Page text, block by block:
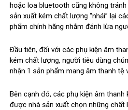
hoặc loa bluetooth cũng không
sản xuất kém chất lượng “nhái” lại
phẩm chính hãng nhằm đánh lừa
Đầu tiên, đối với các phụ kiện âm
kém chất lượng, người tiêu dùng
nhận 1 sản phẩm mang âm thanh tệ
Bên cạnh đó, các phụ kiện âm
được nhà sản xuất chọn những chất